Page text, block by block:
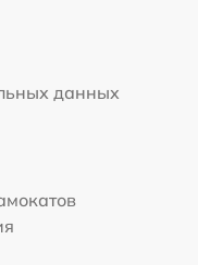
данных